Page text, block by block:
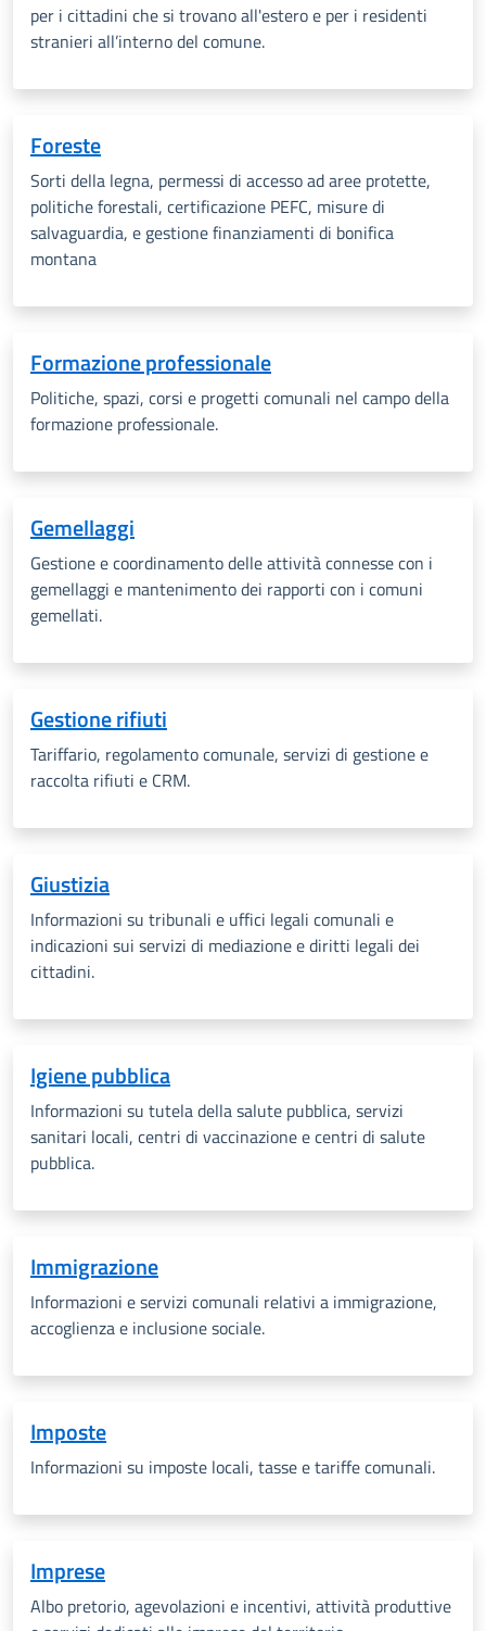
per i cittadini che si trovano all'estero e per i residenti
stranieri all’interno del comune.
Foreste
Sorti della legna, permessi di accesso ad aree protette,
politiche forestali, certificazione PEFC, misure di
salvaguardia, e gestione finanziamenti di bonifica
montana
Formazione professionale
Politiche, spazi, corsi e progetti comunali nel campo della
formazione professionale.
Gemellaggi
Gestione e coordinamento delle attività connesse con i
gemellaggi e mantenimento dei rapporti con i comuni
gemellati.
Gestione rifiuti
Tariffario, regolamento comunale, servizi di gestione e
raccolta rifiuti e CRM.
Giustizia
Informazioni su tribunali e uffici legali comunali e
indicazioni sui servizi di mediazione e diritti legali dei
cittadini.
Igiene pubblica
Informazioni su tutela della salute pubblica, servizi
sanitari locali, centri di vaccinazione e centri di salute
pubblica.
Immigrazione
Informazioni e servizi comunali relativi a immigrazione,
accoglienza e inclusione sociale.
Imposte
Informazioni su imposte locali, tasse e tariffe comunali.
Imprese
Albo pretorio, agevolazioni e incentivi, attività produttive